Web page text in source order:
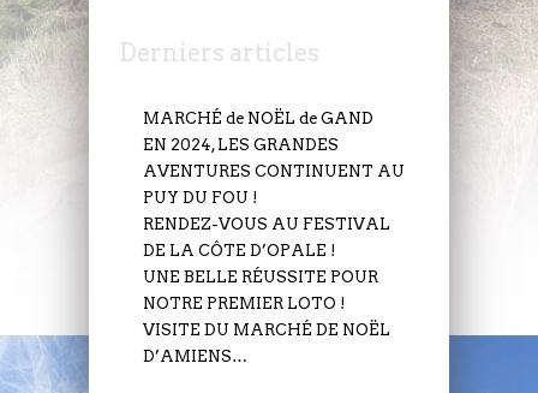
Derniers articles
MARCHÉ de NOËL de GAND
EN 2024, LES GRANDES
AVENTURES CONTINUENT AU
PUY DU FOU !
RENDEZ-VOUS AU FESTIVAL
DE LA CÔTE D’OPALE !
UNE BELLE RÉUSSITE POUR
NOTRE PREMIER LOTO !
VISITE DU MARCHÉ DE NOËL
D’AMIENS…